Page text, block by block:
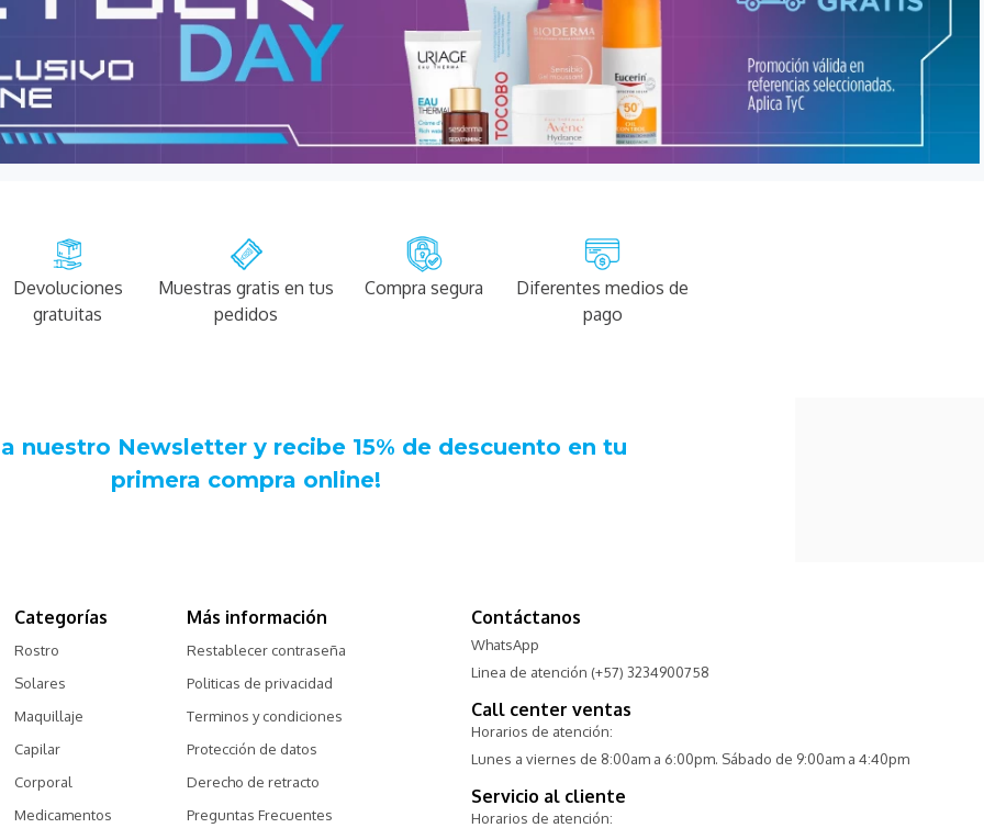
Devoluciones
gratuitas
Muestras gratis en tus
pedidos
Compra segura
Diferentes medios de
pago
Categorías
Rostro
Solares
Maquillaje
Capilar
Corporal
Medicamentos
Más información
Restablecer contraseña
Politicas de privacidad
Terminos y condiciones
Protección de datos
Derecho de retracto
Preguntas Frecuentes
Contáctanos
WhatsApp
Linea de atención (+57) 3234900758
Call center ventas
Horarios de atención:
Lunes a viernes de 8:00am a 6:00pm. Sábado de 9:00am a 4:40pm
Servicio al cliente
Horarios de atención: